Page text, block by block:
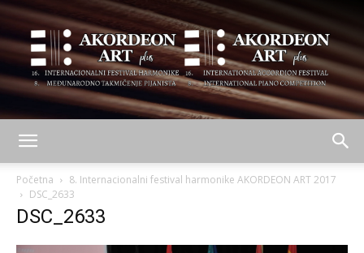
Početna
8. Internacionalni festival harmonike AKORDEON ART 2017
DSC_2633
DSC_2633